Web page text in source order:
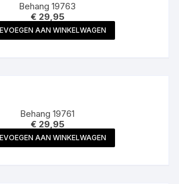
Behang 19763
€29,95
AAN WINKELWAGEN
Behang 19761
€29,95
AAN WINKELWAGEN